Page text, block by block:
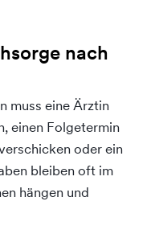
nach
muss eine Ärztin
einen Folgetermin
oder ein
bleiben oft im
hängen und